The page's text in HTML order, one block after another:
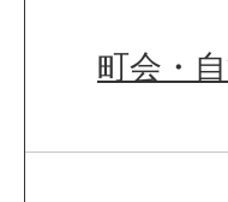
町会・